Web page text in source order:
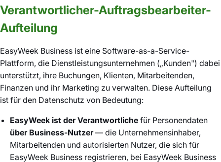
Verantwortlicher-Auftragsbearbeiter-
Aufteilung
EasyWeek Business ist eine Software-as-a-Service-
Plattform, die Dienstleistungsunternehmen („Kunden") dabei
unterstützt, ihre Buchungen, Klienten, Mitarbeitenden,
Finanzen und ihr Marketing zu verwalten. Diese Aufteilung
ist für den Datenschutz von Bedeutung:
EasyWeek ist der Verantwortliche für Personendaten
über Business-Nutzer— die Unternehmensinhaber,
Mitarbeitenden und autorisierten Nutzer, die sich für
EasyWeek Business registrieren, bei EasyWeek Business